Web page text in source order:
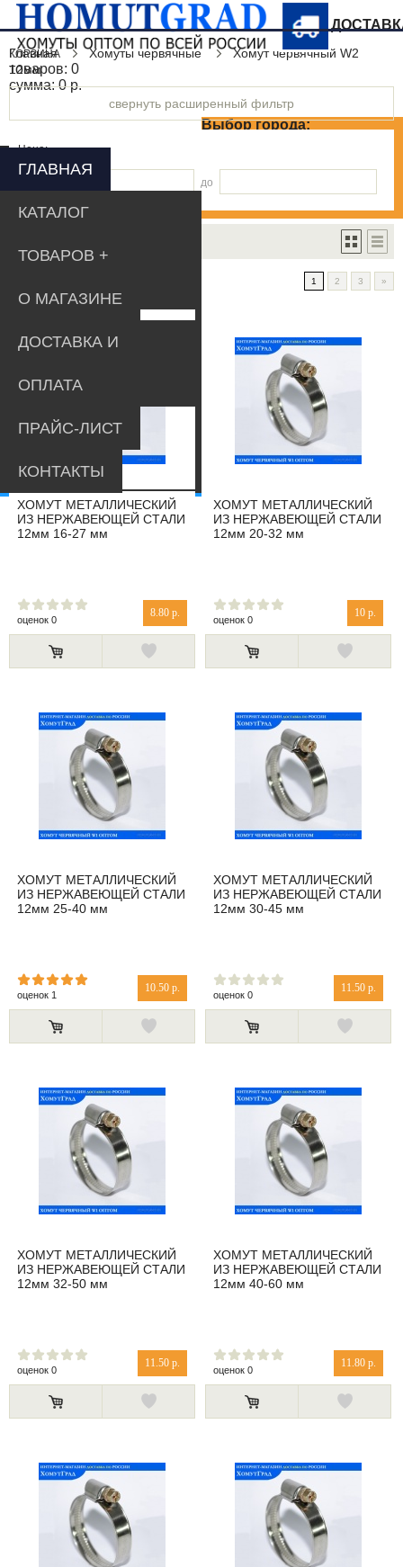
Выбор города:
КОРЗИНА
товаров: 0
сумма:0 р.
ГЛАВНАЯ
КАТАЛОГ
ТОВАРОВ
О МАГАЗИНЕ
ДОСТАВКА И
ОПЛАТА
ПРАЙС-ЛИСТ
КОНТАКТЫ
Главная Хомуты червячные
Хомут червячный W2
12мм
свернуть расширенный фильтр
Цена:
до
1 2 3 »
ХОМУТ МЕТАЛЛИЧЕСКИЙ
ИЗ НЕРЖАВЕЮЩЕЙ СТАЛИ
12мм 16-27 мм
8.80 р.
оценок 0
ХОМУТ МЕТАЛЛИЧЕСКИЙ
ИЗ НЕРЖАВЕЮЩЕЙ СТАЛИ
12мм 20-32 мм
10 р.
оценок 0
ХОМУТ МЕТАЛЛИЧЕСКИЙ
ИЗ НЕРЖАВЕЮЩЕЙ СТАЛИ
12мм 25-40 мм
10.50 р.
оценок 1
ХОМУТ МЕТАЛЛИЧЕСКИЙ
ИЗ НЕРЖАВЕЮЩЕЙ СТАЛИ
12мм 30-45 мм
11.50 р.
оценок 0
ХОМУТ МЕТАЛЛИЧЕСКИЙ
ИЗ НЕРЖАВЕЮЩЕЙ СТАЛИ
12мм 32-50 мм
11.50 р.
оценок 0
ХОМУТ МЕТАЛЛИЧЕСКИЙ
ИЗ НЕРЖАВЕЮЩЕЙ СТАЛИ
12мм 40-60 мм
11.80 р.
оценок 0